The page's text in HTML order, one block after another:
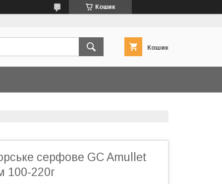
Кошик
Кошик
серфове GC Amullet
100-220г